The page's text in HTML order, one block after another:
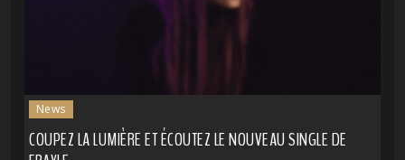
News
COUPEZ LA LUMIÈRE ET ÉCOUTEZ LE NOUVEAU SINGLE DE